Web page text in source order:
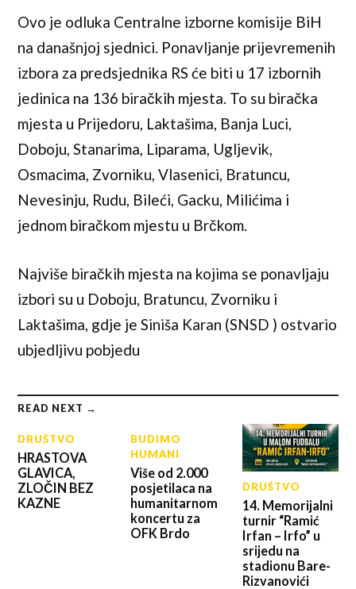
Ovo je odluka Centralne izborne komisije BiH
na današnjoj sjednici. Ponavljanje prijevremenih
izbora za predsjednika RS će biti u 17 izbornih
jedinica na 136 biračkih mjesta. To su biračka
mjesta u Prijedoru, Laktašima, Banja Luci,
Doboju, Stanarima, Liparama, Ugljevik,
Osmacima, Zvorniku, Vlasenici, Bratuncu,
Nevesinju, Rudu, Bileći, Gacku, Milićima i
jednom biračkom mjestu u Brčkom.
Najviše biračkih mjesta na kojima se ponavljaju
izbori su u Doboju, Bratuncu, Zvorniku i
Laktašima, gdje je Siniša Karan (SNSD ) ostvario
ubjedljivu pobjedu
READ NEXT →
DRUŠTVO
HRASTOVA
GLAVICA,
ZLOČIN BEZ
KAZNE
BUDIMO
HUMANI
Više od 2.000
posjetilaca na
humanitarnom
koncertu za
OFK Brdo
DRUŠTVO
14. Memorijalni
turnir “Ramić
Irfan – Irfo” u
srijedu na
stadionu Bare-
Rizvanovići